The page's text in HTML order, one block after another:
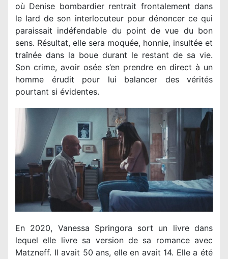
où Denise bombardier rentrait frontalement dans
le lard de son interlocuteur pour dénoncer ce qui
paraissait indéfendable du point de vue du bon
sens. Résultat, elle sera moquée, honnie, insultée et
traînée dans la boue durant le restant de sa vie.
Son crime, avoir osée s’en prendre en direct à un
homme érudit pour lui balancer des vérités
pourtant si évidentes.
En 2020, Vanessa Springora sort un livre dans
lequel elle livre sa version de sa romance avec
Matzneff. Il avait 50 ans, elle en avait 14. Elle a été